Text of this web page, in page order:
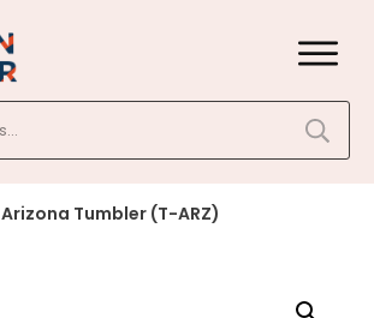
Arizona Tumbler (T-ARZ)